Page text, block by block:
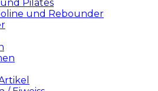
Pilates
und Rebounder